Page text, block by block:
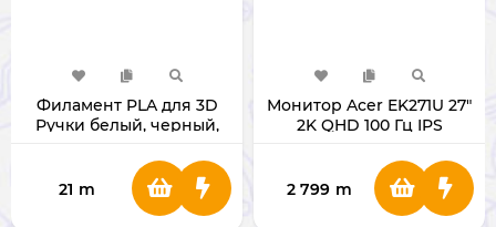
Филамент PLA для 3D
Ручки белый, черный,
зеленый, прозрачный
21 m
Монитор Acer EK271U 27"
2K QHD 100 Гц IPS
2 799 m